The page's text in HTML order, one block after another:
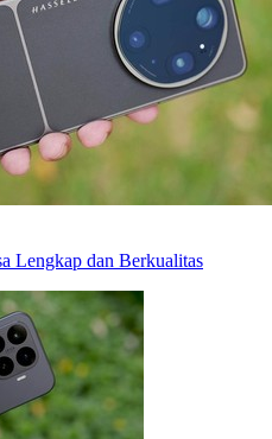
Lengkap dan Berkualitas